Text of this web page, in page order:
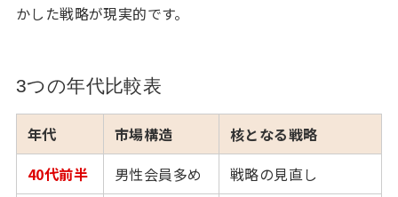
かした戦略が現実的です。
3つの年代比較表
年代 市場構造
核となる戦略
40代前半
男性会員多め
戦略の見直し